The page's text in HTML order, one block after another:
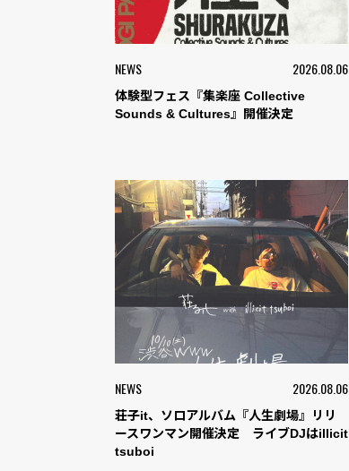
NEWS 2026.08.06
体験型フェス『集楽座 Collective
Sounds & Cultures』開催決定
NEWS 2026.08.06
荘子it、ソロアルバム『人生劇場』リリ
ースワンマン開催決定 ライブDJはillicit
tsuboi